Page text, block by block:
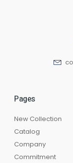
Pages
New Collection
Catalog
Company
Commitment